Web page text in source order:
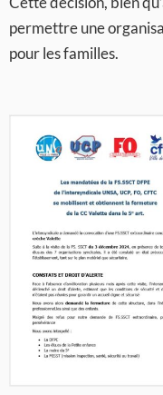
permettre une
pour les familles.